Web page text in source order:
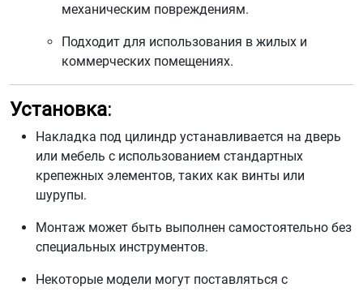
механическим повреждениям.
Подходит для использования в жилых и
коммерческих помещениях.
Установка:
Накладка под цилиндр устанавливается на дверь
или мебель с использованием стандартных
крепежных элементов, таких как винты или
шурупы.
Монтаж может быть выполнен самостоятельно без
специальных инструментов.
Некоторые модели могут поставляться с